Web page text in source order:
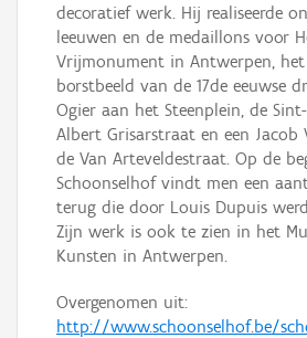
decoratief werk. Hij realiseerde
leeuwen en de medaillons voor
Vrijmonument in Antwerpen,
borstbeeld van de 17de eeuwse
Ogier aan het Steenplein, de
Albert Grisarstraat en een Jacob
de Van Arteveldestraat. Op de
Schoonselhof vindt men een
terug die door Louis Dupuis
Zijn werk is ook te zien in het
Kunsten in Antwerpen.
Overgenomen uit:
http://www.schoonselhof.be/